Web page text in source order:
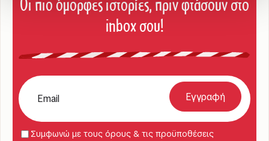
Οι πιο όμορφες ιστορίες, πριν φτάσουν στο
inbox σου!
Συμφωνώ με τους όρους & τις προϋποθέσεις